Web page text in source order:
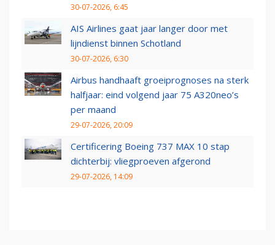
30-07-2026, 6:45
AIS Airlines gaat jaar langer door met
lijndienst binnen Schotland
30-07-2026, 6:30
Airbus handhaaft groeiprognoses na sterk
halfjaar: eind volgend jaar 75 A320neo’s
per maand
29-07-2026, 20:09
Certificering Boeing 737 MAX 10 stap
dichterbij: vliegproeven afgerond
29-07-2026, 14:09